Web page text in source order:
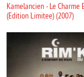
Kamelancien - Le Charme
(Edition Limitee) (2007)